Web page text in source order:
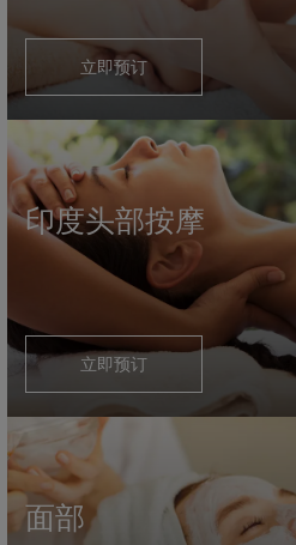
立即预订
印度头部按摩
立即预订
面部